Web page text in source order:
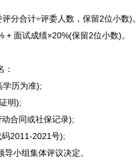
合计÷评委人数，保留2位小数)。
面试成绩×20%(保留2位小数)。
历为准);
明);
合同或社保记录);
2011-2021号);
导小组集体评议决定。